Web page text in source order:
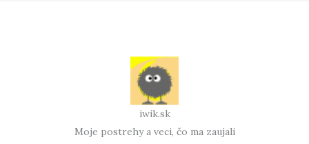
iwik.sk
Moje postrehy a veci, čo ma zaujali